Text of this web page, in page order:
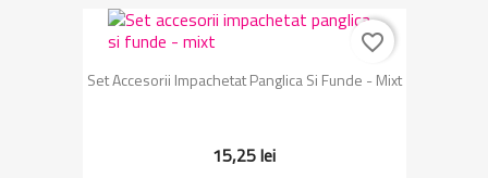
Set Accesorii Impachetat Panglica Si Funde - Mixt
15,25 lei
favorite_border